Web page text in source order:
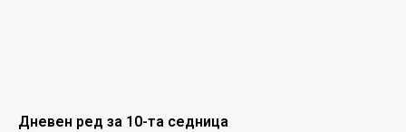
Дневен ред за 10-та седница